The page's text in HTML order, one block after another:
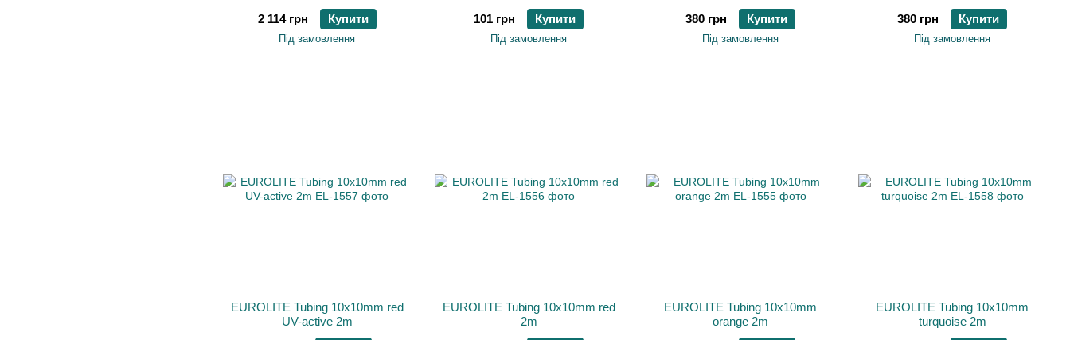
2 114 грн
Купити
Під замовлення
101 грн
Купити
Під замовлення
380 грн
Купити
Під замовлення
380 грн
Купити
Під замовлення
EUROLITE Tubing 10x10mm red
UV-active 2m
EUROLITE Tubing 10x10mm red
2m
EUROLITE Tubing 10x10mm
orange 2m
EUROLITE Tubing 10x10mm
turquoise 2m